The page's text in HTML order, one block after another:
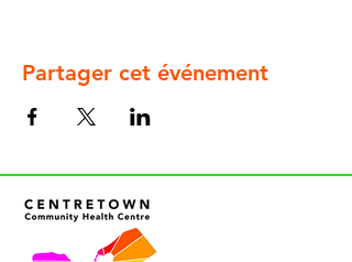
Partager cet événement